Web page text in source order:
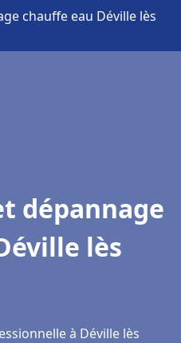
chauffe eau Déville lès
dépannage
lès
à Déville lès